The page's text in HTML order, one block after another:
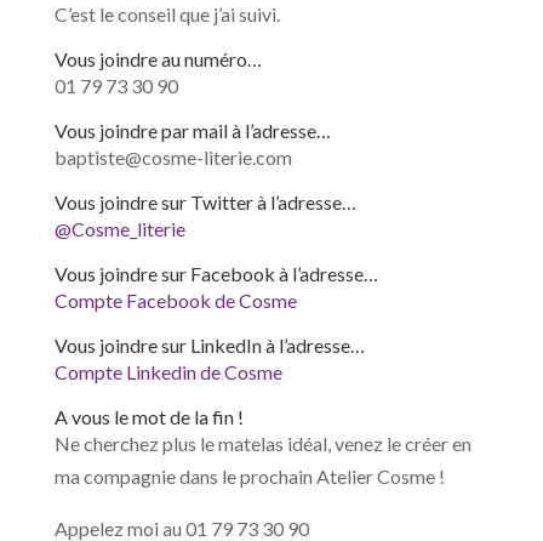
C’est le conseil que j’ai suivi.
Vous joindre au numéro…
01 79 73 30 90
Vous joindre par mail à l’adresse…
baptiste@cosme-literie.com
Vous joindre sur Twitter à l’adresse…
@Cosme_literie
Vous joindre sur Facebook à l’adresse…
Compte Facebook de Cosme
Vous joindre sur LinkedIn à l’adresse…
Compte Linkedin de Cosme
A vous le mot de la fin !
Ne cherchez plus le matelas idéal, venez le créer en
ma compagnie dans le prochain Atelier Cosme !
Appelez moi au 01 79 73 30 90